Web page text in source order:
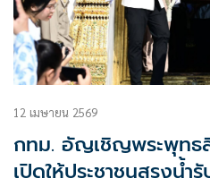
12 เมษายน 2569
กทม. อัญเชิญพระพุทธ
เปิดให้ประชาชนสรงน้ำ